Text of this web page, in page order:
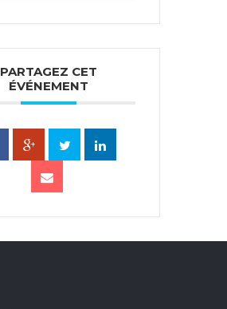
PARTAGEZ CET
ÉVÉNEMENT